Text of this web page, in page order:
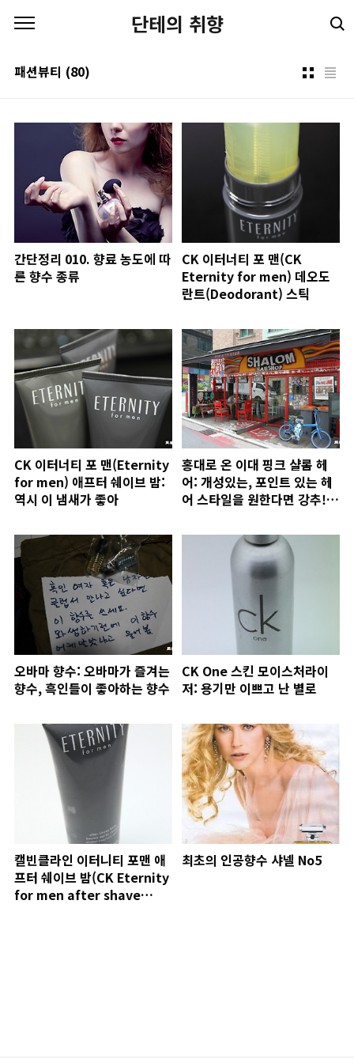
단테의 취향
패션뷰티 (80)
간단정리 010. 향료 농도에 따
른 향수 종류
CK 이터너티 포 맨(CK
Eternity for men) 데오도
란트(Deodorant) 스틱
CK 이터너티 포 맨(Eternity
for men) 애프터 쉐이브 밤:
역시 이 냄새가 좋아
홍대로 온 이대 핑크 샬롬 헤
어: 개성있는, 포인트 있는 헤
어 스타일을 원한다면 강추!
것!
오바마 향수: 오바마가 즐겨는
향수, 흑인들이 좋아하는 향수
CK One 스킨 모이스처라이
저: 용기만 이쁘고 난 별로
캘빈클라인 이터니티 포맨 애
프터 쉐이브 밤(CK Eternity
for men after shave
최초의 인공향수 샤넬 No5